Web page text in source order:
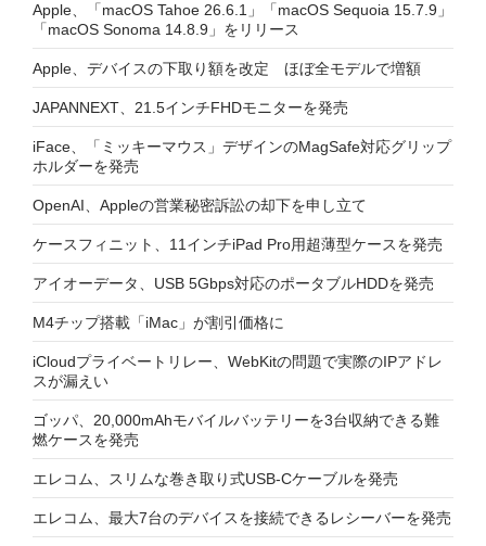
Apple、「macOS Tahoe 26.6.1」「macOS Sequoia 15.7.9」
「macOS Sonoma 14.8.9」をリリース
Apple、デバイスの下取り額を改定 ほぼ全モデルで増額
JAPANNEXT、21.5インチFHDモニターを発売
iFace、「ミッキーマウス」デザインのMagSafe対応グリップ
ホルダーを発売
OpenAI、Appleの営業秘密訴訟の却下を申し立て
ケースフィニット、11インチiPad Pro用超薄型ケースを発売
アイオーデータ、USB 5Gbps対応のポータブルHDDを発売
M4チップ搭載「iMac」が割引価格に
iCloudプライベートリレー、WebKitの問題で実際のIPアドレ
スが漏えい
ゴッパ、20,000mAhモバイルバッテリーを3台収納できる難
燃ケースを発売
エレコム、スリムな巻き取り式USB-Cケーブルを発売
エレコム、最大7台のデバイスを接続できるレシーバーを発売